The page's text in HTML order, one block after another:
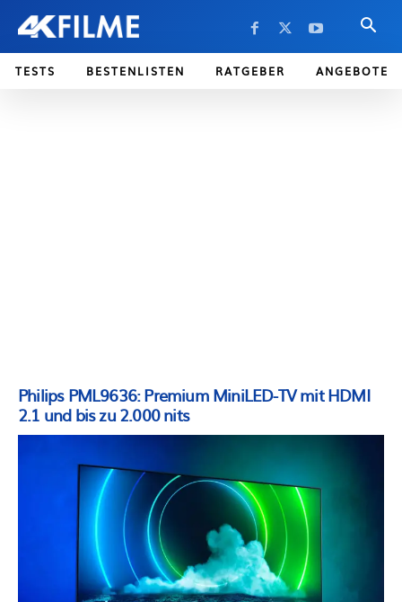
TESTS BESTENLISTEN RATGEBER ANGEBOTE
Philips PML9636: Premium MiniLED-TV mit HDMI
2.1 und bis zu 2.000 nits